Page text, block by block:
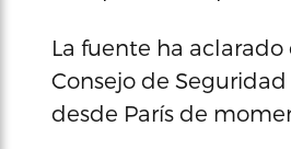
La fuente ha
Consejo de
desde París de